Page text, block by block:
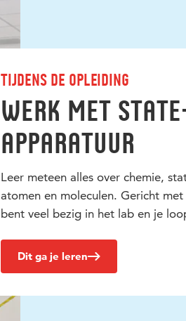
Tijdens de opleiding
Werk met
apparatuur
Leer meteen alles over chemie,
atomen en moleculen. Gericht
bent veel bezig in het lab en je
Dit ga je leren